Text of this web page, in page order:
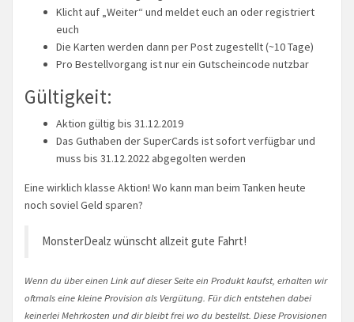
Klicht auf „Weiter“ und meldet euch an oder registriert
euch
Die Karten werden dann per Post zugestellt (~10 Tage)
Pro Bestellvorgang ist nur ein Gutscheincode nutzbar
Gültigkeit:
Aktion gültig bis 31.12.2019
Das Guthaben der SuperCards ist sofort verfügbar und
muss bis 31.12.2022 abgegolten werden
Eine wirklich klasse Aktion! Wo kann man beim Tanken heute
noch soviel Geld sparen?
MonsterDealz wünscht allzeit gute Fahrt!
Wenn du über einen Link auf dieser Seite ein Produkt kaufst, erhalten wir
oftmals eine kleine Provision als Vergütung. Für dich entstehen dabei
keinerlei Mehrkosten und dir bleibt frei wo du bestellst. Diese Provisionen